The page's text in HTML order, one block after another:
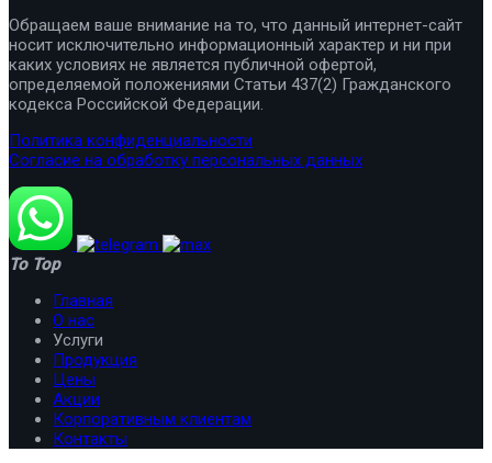
Обращаем ваше внимание на то, что данный интернет-сайт
носит исключительно информационный характер и ни при
каких условиях не является публичной офертой,
определяемой положениями Статьи 437(2) Гражданского
кодекса Российской Федерации.
Политика конфиденциальности
Согласие на обработку персональных данных
To Top
Главная
О нас
Услуги
Продукция
Цены
Акции
Корпоративным клиентам
Контакты